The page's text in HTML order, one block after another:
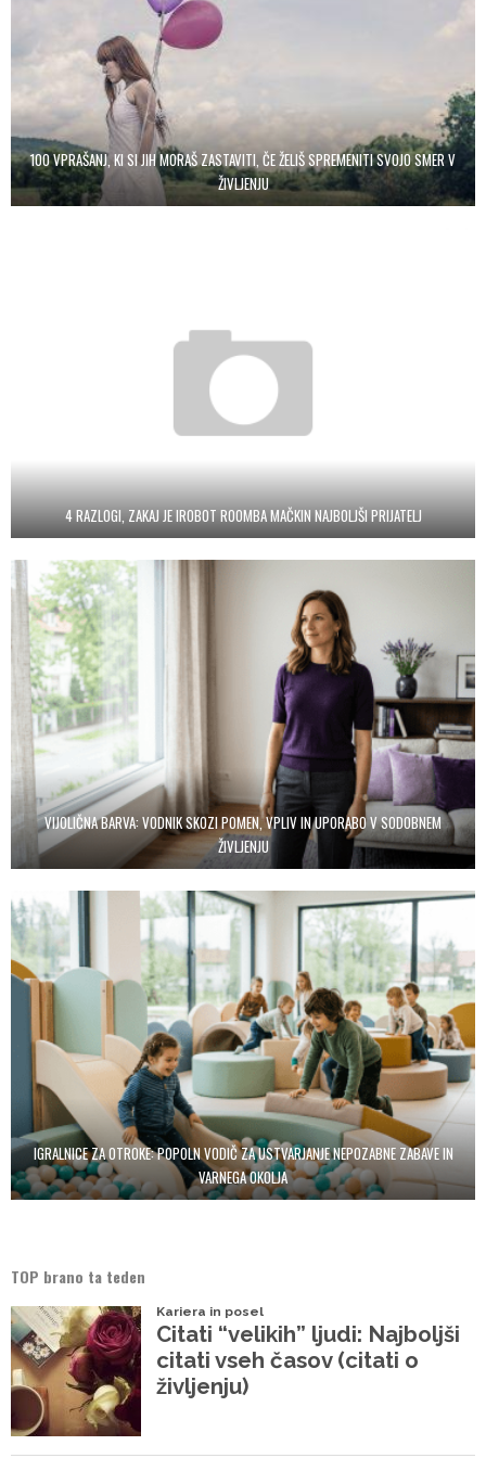
100 VPRAŠANJ, KI SI JIH MORAŠ ZASTAVITI, ČE ŽELIŠ SPREMENITI SVOJO SMER V
ŽIVLJENJU
4 RAZLOGI, ZAKAJ JE IROBOT ROOMBA MAČKIN NAJBOLJŠI PRIJATELJ
VIJOLIČNA BARVA: VODNIK SKOZI POMEN, VPLIV IN UPORABO V SODOBNEM
ŽIVLJENJU
IGRALNICE ZA OTROKE: POPOLN VODIČ ZA USTVARJANJE NEPOZABNE ZABAVE IN
VARNEGA OKOLJA
TOP brano ta teden